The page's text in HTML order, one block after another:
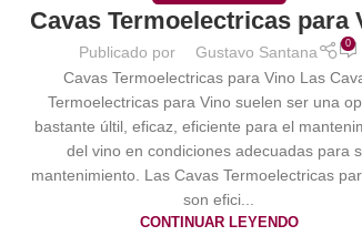
Cavas Termoelectricas para
Publicado por Gustavo Santana 0
Cavas Termoelectricas para Vino Las
Termoelectricas para Vino suelen ser una
bastante últil, eficaz, eficiente para el
del vino en condiciones adecuadas para
mantenimiento. Las Cavas Termoelectricas
son efici...
CONTINUAR LEYENDO